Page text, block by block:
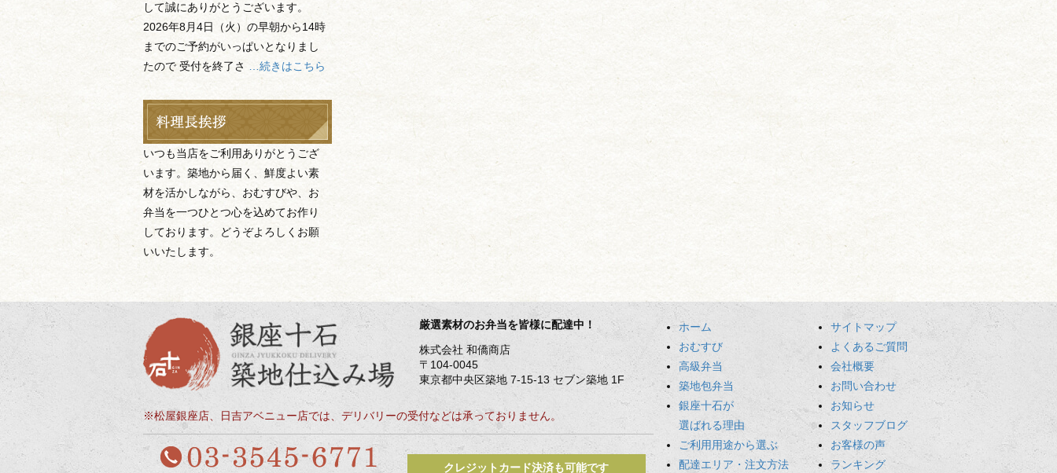
して誠にありがとうございます。
2026年8月4日（火）の早朝から14時
までのご予約がいっぱいとなりまし
たので 受付を終了さ
…続きはこちら
いつも当店をご利用ありがとうござ
います。築地から届く、鮮度よい素
材を活かしながら、おむすびや、お
弁当を一つひとつ心を込めてお作り
しております。どうぞよろしくお願
いいたします。
厳選素材のお弁当を皆様に配達中！
株式会社 和僑商店
〒104-0045
東京都中央区築地 7-15-13 セブン築地 1F
※松屋銀座店、日吉アベニュー店では、デリバリーの受付などは承っておりません。
クレジットカード決済も可能です
ホーム
おむすび
高級弁当
築地包弁当
銀座十石が
選ばれる理由
ご利用用途から選ぶ
配達エリア・注文方法
サイトマップ
よくあるご質問
会社概要
お問い合わせ
お知らせ
スタッフブログ
お客様の声
ランキング